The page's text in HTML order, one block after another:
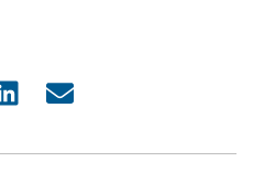
Share Share